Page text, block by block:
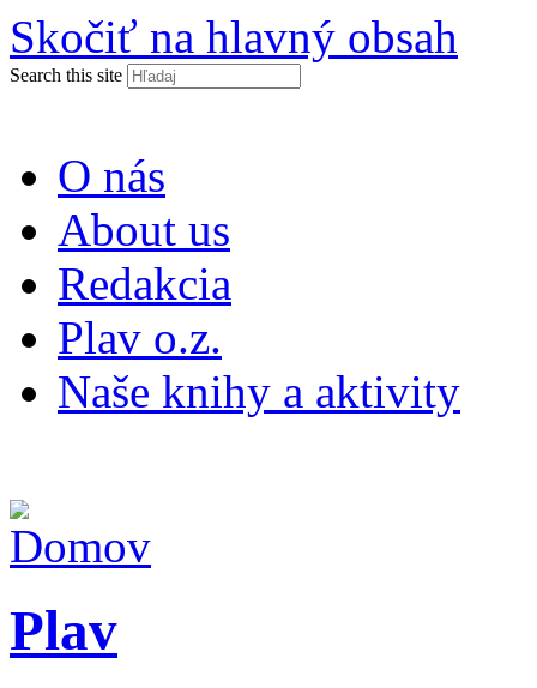
Skočiť na hlavný obsah
Search this site
O nás
About us
Redakcia
Plav o.z.
Naše knihy a aktivity
Plav